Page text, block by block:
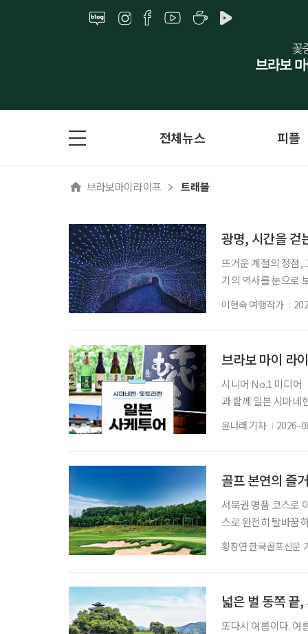
전체뉴스 피플
브라보마이라이프 트래블
광명, 시간을 걷
뜨거운 계절의 정점,
기의 역사를 눈으로
광명시다. 요즘 여
식의 여행보다는
이현숙 여행작가
브라보 마이 라
시니어 No.1 미디어
과 함께 일본 시마네
다. 여행 일정은 12
슈를 만드는 사카
윤나래 기자 2026-
골프 본연의 즐
서북권 명품 코스로
스로 완전히 탈바꿈
나 자신만의 ‘인생
운 풍경 때문일 수
황창연 한국골프신문
넓은 벌 동쪽 끝
또다시 여름이다. 여